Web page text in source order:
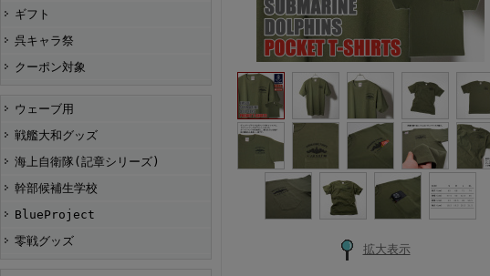
ギフト
呉キャラ祭
クーポン対象
ウェーブ用
戦艦大和グッズ
海上自衛隊(記章シリーズ)
幹部候補生学校
BlueProject
零戦グッズ
拡大表示